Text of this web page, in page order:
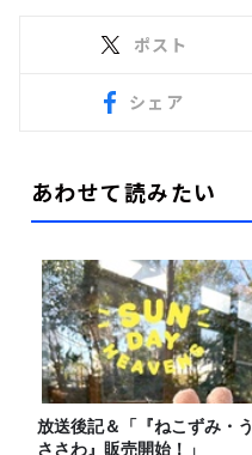
ポスト
シェア
あわせて読みたい
放送後記＆「『ねこずみ・う
ささわ』販売開始！」